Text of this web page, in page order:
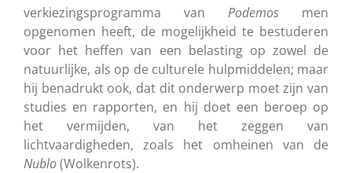
verkiezingsprogramma van Podemos men
opgenomen heeft, de mogelijkheid te bestuderen
voor het heffen van een belasting op zowel de
natuurlijke, als op de culturele hulpmiddelen; maar
hij benadrukt ook, dat dit onderwerp moet zijn van
studies en rapporten, en hij doet een beroep op
het vermijden, van het zeggen van
lichtvaardigheden, zoals het omheinen van de
Nublo(Wolkenrots).